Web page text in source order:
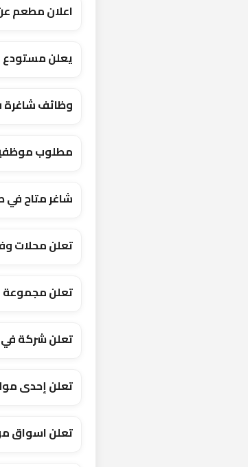
اعلان مطعم
يعلن مستودع
وظائف شاغرة
مطلوب
شاغر متاح
تعلن محلات
تعلن مجموعة
تعلن شركة
تعلن إحدى
تعلن اسواق